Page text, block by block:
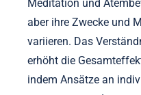
Hacking. In westlichen
oft die Stressreduktion
Gegensatz dazu
Traditionen auf
ganzheitliches